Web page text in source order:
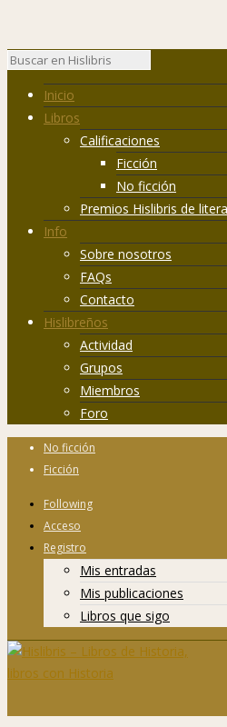
Inicio
Libros
Calificaciones
Ficción
No ficción
Premios Hislibris de
Info
Sobre nosotros
FAQs
Contacto
Hislibreños
Actividad
Grupos
Miembros
Foro
No ficción
Ficción
Following
Acceso
Registro
Mis entradas
Mis publicaciones
Libros que sigo